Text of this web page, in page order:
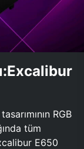
RGB
tüm
E650